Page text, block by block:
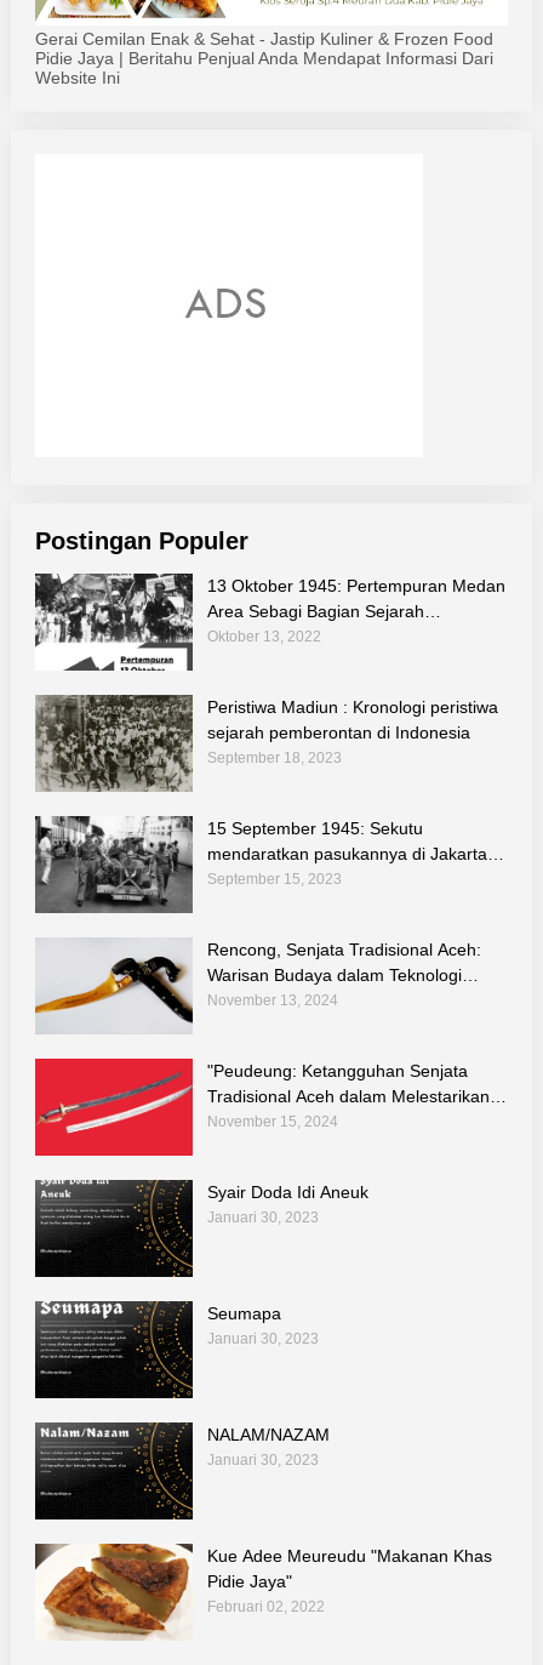
Gerai Cemilan Enak & Sehat - Jastip Kuliner & Frozen Food
Pidie Jaya | Beritahu Penjual Anda Mendapat Informasi Dari
Website Ini
Postingan Populer
13 Oktober 1945: Pertempuran Medan
Area Sebagi Bagian Sejarah
Perjuangan Bangsa
Oktober 13, 2022
Peristiwa Madiun : Kronologi peristiwa
sejarah pemberontan di Indonesia
September 18, 2023
15 September 1945: Sekutu
mendaratkan pasukannya di Jakarta
untuk melucuti tentara Jepang
September 15, 2023
Rencong, Senjata Tradisional Aceh:
Warisan Budaya dalam Teknologi
Tradisional Indonesia
November 13, 2024
"Peudeung: Ketangguhan Senjata
Tradisional Aceh dalam Melestarikan
Kebudayaan dan Teknologi Warisan
November 15, 2024
Syair Doda Idi Aneuk
Januari 30, 2023
Seumapa
Januari 30, 2023
NALAM/NAZAM
Januari 30, 2023
Kue Adee Meureudu "Makanan Khas
Pidie Jaya"
Februari 02, 2022